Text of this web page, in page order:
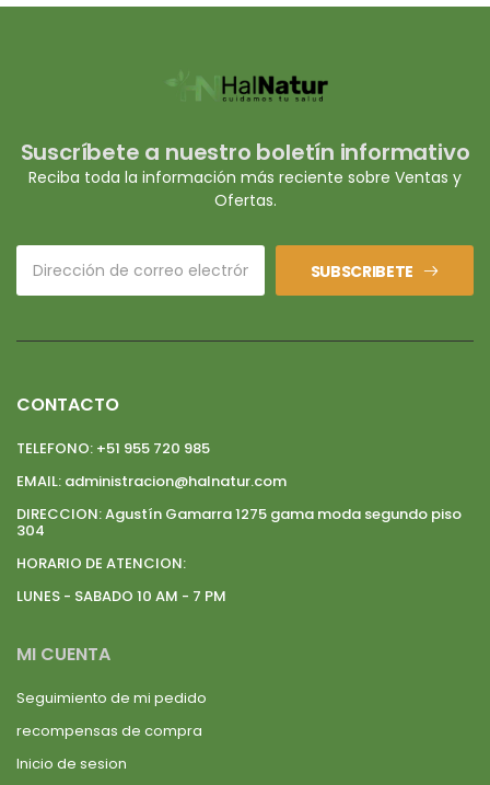
Suscríbete a nuestro boletín informativo
Reciba toda la información más reciente sobre Ventas y
Ofertas.
SUBSCRIBETE
CONTACTO
TELEFONO: +51 955 720 985
EMAIL: administracion@halnatur.com
DIRECCION:Agustín Gamarra 1275 gama moda segundo piso
304
HORARIO DE ATENCION:
LUNES - SABADO 10 AM - 7 PM
MI CUENTA
Seguimiento de mi pedido
recompensas de compra
Inicio de sesion